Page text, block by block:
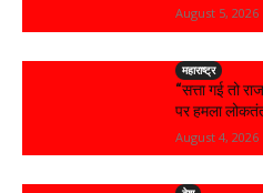
August 5, 2026
महाराष्ट्र
“सत्ता गई तो
पर हमला
August 4, 2026